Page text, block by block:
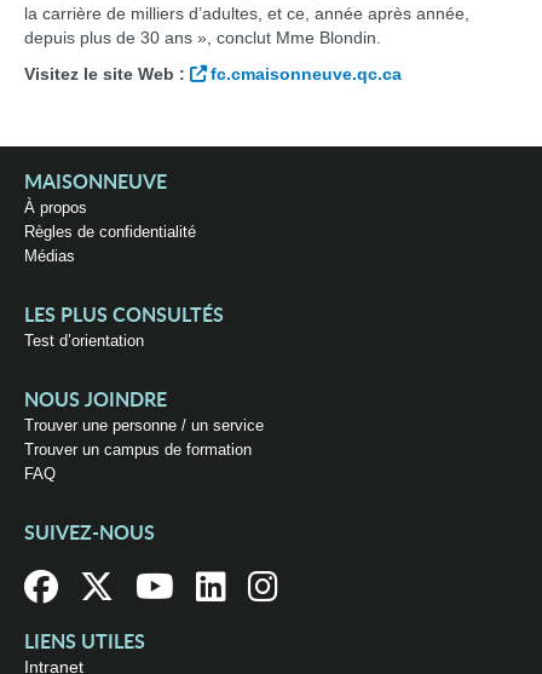
la carrière de milliers d’adultes, et ce, année après année,
depuis plus de 30 ans », conclut Mme Blondin.
Visitez le site Web :
fc.cmaisonneuve.qc.ca
MAISONNEUVE
À propos
Règles de confidentialité
Médias
LES PLUS CONSULTÉS
Test d’orientation
NOUS JOINDRE
Trouver une personne / un service
Trouver un campus de formation
FAQ
SUIVEZ-NOUS
LIENS UTILES
Intranet